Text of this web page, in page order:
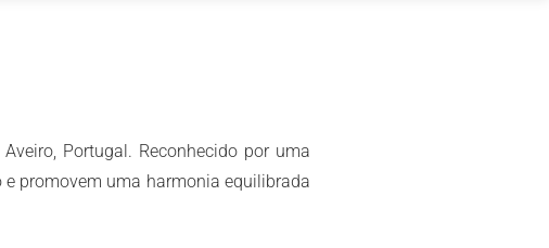
Portugal. Reconhecido por uma
promovem uma harmonia equilibrada